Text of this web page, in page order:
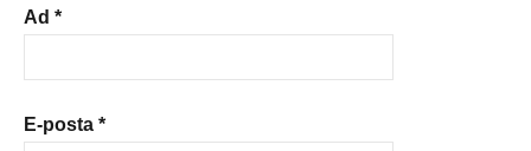
Ad *
E-posta *